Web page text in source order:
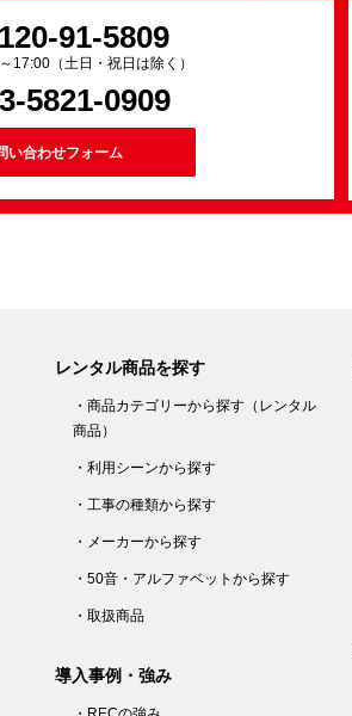
91-5809
17:00（土日・祝日は除く）
5821-0909
い合わせフォーム
レンタル商品を探す
・商品カテゴリーから探す（レンタル
商品）
・利用シーンから探す
・工事の種類から探す
・メーカーから探す
・50音・アルファベットから探す
・取扱商品
導入事例・強み